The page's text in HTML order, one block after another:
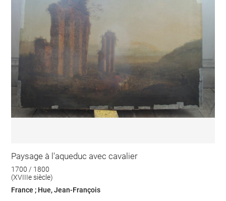
Paysage à l'aqueduc avec cavalier
1700 / 1800
(XVIIIe siècle)
France ; Hue, Jean-François